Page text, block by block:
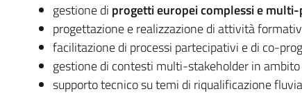
gestione di progetti europei complessi e
progettazione e realizzazione di attività
facilitazione di processi partecipativi e di co-
gestione di contesti multi-stakeholder in
supporto tecnico su temi di riqualificazione